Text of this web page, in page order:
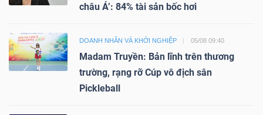
châu Á’: 84% tài sản bốc hơi
DOANH NHÂN VÀ KHỞI NGHIỆP 05/08 09:40
Madam Truyền: Bản lĩnh trên thương
trường, rạng rỡ Cúp vô địch sân
Pickleball